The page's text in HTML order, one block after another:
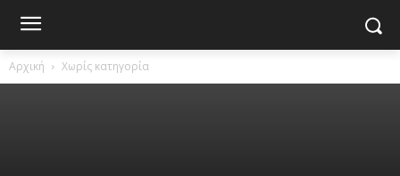
Αρχική Χωρίς κατηγορία